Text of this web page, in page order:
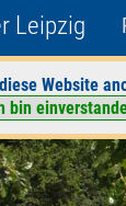
Leipzig
Website
bin